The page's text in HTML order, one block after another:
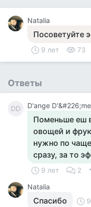
Natalia
Посоветуйте
9 лет 73
Ответы
DD D'ange D'&#226;me
Поменьше еш
овощей и
нужно по
сразу, за то
9 лет 2
Natalia
Спасибо